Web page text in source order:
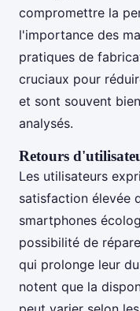
compromettre la
l'importance des
pratiques de
cruciaux pour
et sont souvent
analysés.
Retours
Les utilisateurs
satisfaction élevée
smartphones
possibilité de
qui prolonge leur
notent que la